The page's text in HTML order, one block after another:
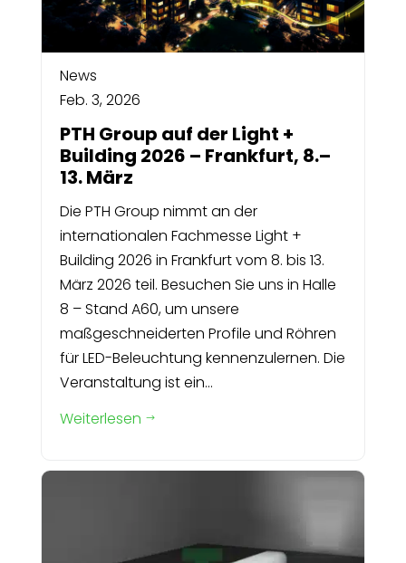
News
Feb. 3, 2026
PTH Group auf der Light +
Building 2026 – Frankfurt, 8.–
13. März
Die PTH Group nimmt an der
internationalen Fachmesse Light +
Building 2026 in Frankfurt vom 8. bis 13.
März 2026 teil. Besuchen Sie uns in Halle
8 – Stand A60, um unsere
maßgeschneiderten Profile und Röhren
für LED-Beleuchtung kennenzulernen. Die
Veranstaltung ist ein...
Weiterlesen $